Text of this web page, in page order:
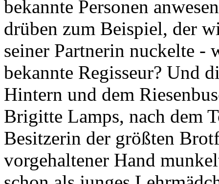
bekannte Personen
drüben zum Beispiel, der
seiner Partnerin nuckelte -
bekannte Regisseur? Und
Hintern und dem
Brigitte Lamps, nach dem
Besitzerin der größten
vorgehaltener Hand